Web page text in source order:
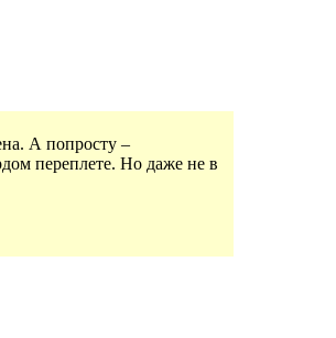
А попросту –
переплете. Но даже не в